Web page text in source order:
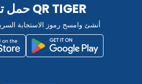
حمل تطبيق QR TIGER
أنشئ وامسح رموز الاستجابة